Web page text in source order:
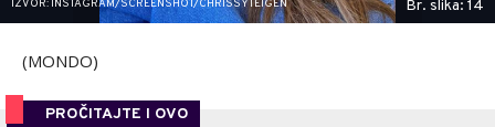
IZVOR: INSTAGRAM/SCREENSHOT/CHRISSYTEIGEN Br. slika: 14
(MONDO)
PROČITAJTE I OVO